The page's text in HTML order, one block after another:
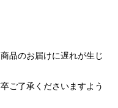
品のお届けに遅れが生じ
ご了承くださいますよう